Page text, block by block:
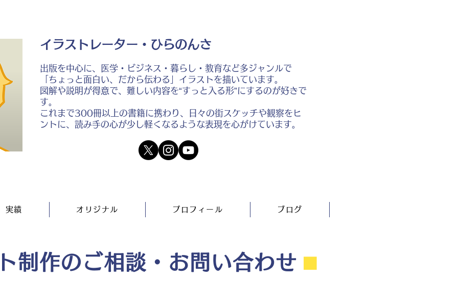
イラストレーター・ひらのんさ
出版を中心に、医学・ビジネス・暮らし・教育など多ジャンルで
「ちょっと面白い、だから伝わる」イラストを描いています。
図解や説明が得意で、難しい内容を“すっと入る形”にするのが好きで
す。
これまで300冊以上の書籍に携わり、日々の街スケッチや観察をヒ
ントに、読み手の心が少し軽くなるような表現を心がけています。
実績 オリジナル プロフィール ブログ
制作のご相談・お問い合わせ ⬛︎